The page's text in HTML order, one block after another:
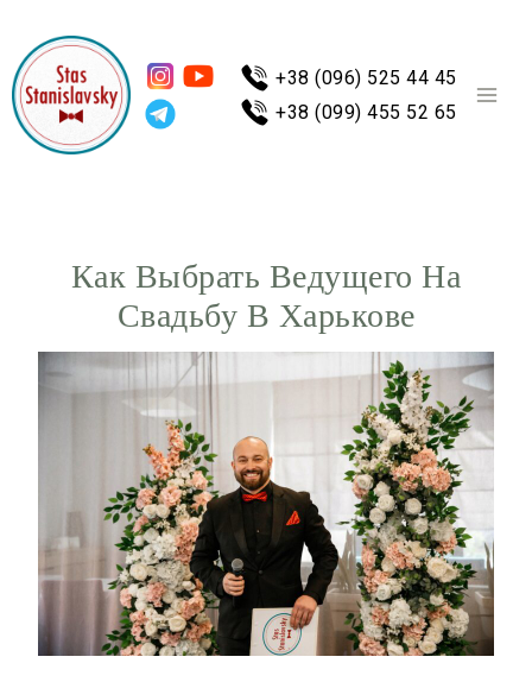
+38 (096) 525 44 45
+38 (099) 455 52 65
Как Выбрать Ведущего На
Свадьбу В Харькове